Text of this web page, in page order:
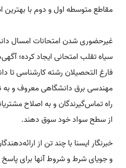
مقاطع متوسطه اول و دوم با بهترین
غیرحضوری شدن امتحانات امسال
سیاه تقلب امتحانی ایجاد کرده؛
فارغ التحصیلان رشته کارشناسی تا
مهندسی برق دانشگاهی معروف و به
راه تماس‌گیرندگان و به اصلاح
از سطح سواد خود سوق دهند.
خبرنگار ایسنا با چند تن از
و جویای شرط و شروط آنها برای پاسخ